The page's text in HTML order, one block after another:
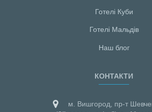
Готелі Куби
Готелі Мальдiв
Наш блог
КОНТАКТИ
м. Вишгород, пр-т